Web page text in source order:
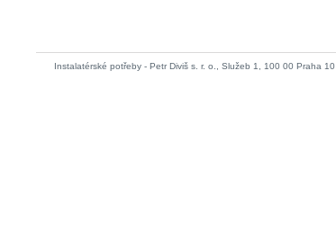
Instalatérské potřeby - Petr Diviš s. r. o., Služeb 1, 100 00 Praha 10